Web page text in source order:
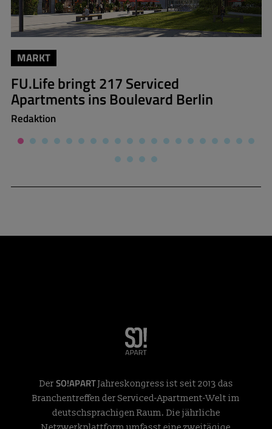
MARKT
FU.Life bringt 217 Serviced
Apartments ins Boulevard Berlin
Redaktion
Der SO!APARTJahreskongress ist seit 2013 das
Branchentreffen der Serviced-Apartment-Welt im
deutschsprachigen Raum. Die jährliche